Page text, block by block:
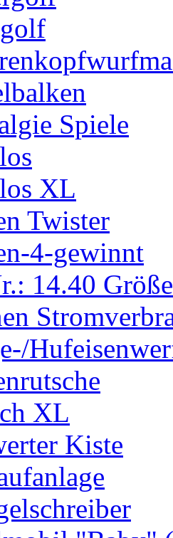
Spiele
XL
Twister
4-gewinnt
14.40
XL
Kiste